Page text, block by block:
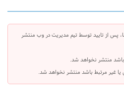
پس از تایید توسط تیم مدیریت در وب منتشر
باشد منتشر نخواهد شد.
یا غیر مرتبط باشد منتشر نخواهد شد.